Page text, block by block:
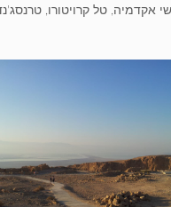
אקדמיה, טל קרויטורו,